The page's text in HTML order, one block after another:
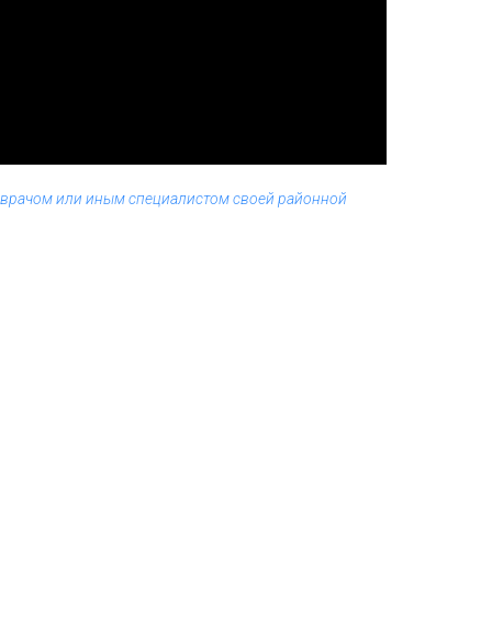
или иным специалистом своей районной